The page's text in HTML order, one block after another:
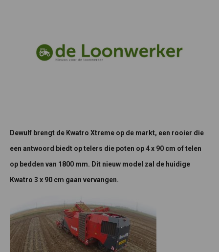
Dewulf brengt de Kwatro Xtreme op de markt, een rooier die
een antwoord biedt op telers die poten op 4 x 90 cm of telen
op bedden van 1800 mm. Dit nieuw model zal de huidige
Kwatro 3 x 90 cm gaan vervangen.